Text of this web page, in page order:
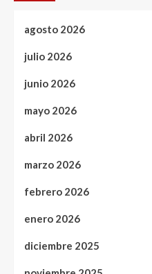
agosto 2026
julio 2026
junio 2026
mayo 2026
abril 2026
marzo 2026
febrero 2026
enero 2026
diciembre 2025